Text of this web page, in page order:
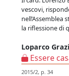
vescovi,
la riflessione di
Loparco
Essere
2015/2, p. 34